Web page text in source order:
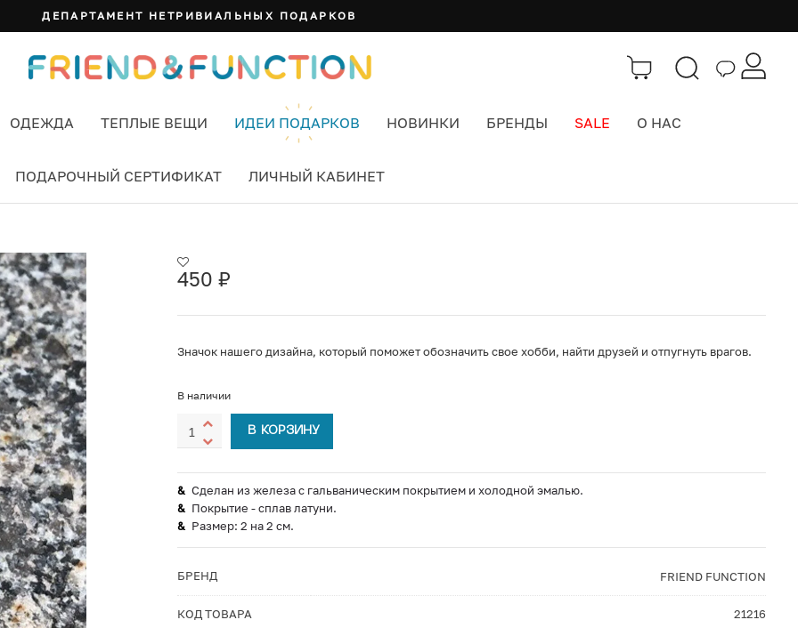
ДЕПАРТАМЕНТ НЕТРИВИАЛЬНЫХ ПОДАРКОВ
ОДЕЖДА ТЕПЛЫЕ ВЕЩИ ИДЕИ ПОДАРКОВ НОВИНКИ БРЕНДЫ SALE О НАС
ПОДАРОЧНЫЙ СЕРТИФИКАТ ЛИЧНЫЙ КАБИНЕТ
450 ₽
Значок нашего дизайна, который поможет обозначить свое хобби, найти друзей и отпугнуть врагов.
В наличии
В КОРЗИНУ
Сделан из железа с гальваническим покрытием и холодной эмалью.
Покрытие - сплав латуни.
Размер: 2 на 2 см.
БРЕНД FRIEND FUNCTION
КОД ТОВАРА 21216